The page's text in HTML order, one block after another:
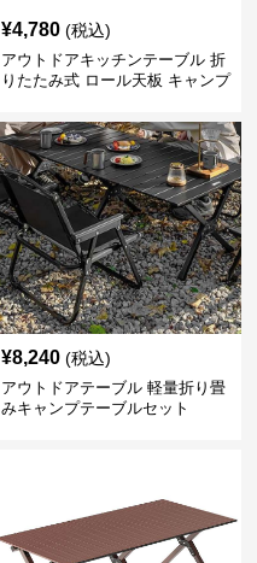
¥4,780 (税込)
アウトドアキッチンテーブル 折
りたたみ式 ロール天板 キャンプ
¥8,240 (税込)
アウトドアテーブル 軽量折り畳
みキャンプテーブルセット